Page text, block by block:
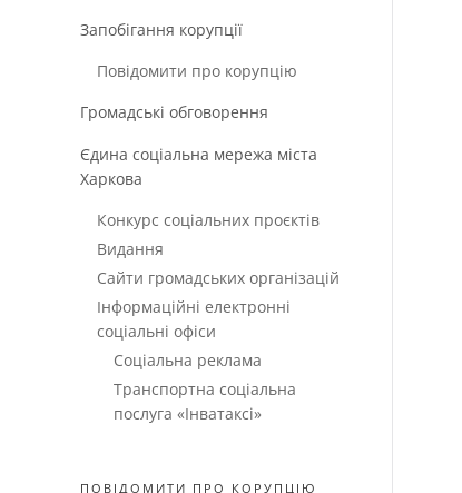
Запобігання корупції
Повідомити про корупцію
Громадські обговорення
Єдина соціальна мережа міста
Харкова
Конкурс соціальних проєктів
Видання
Сайти громадських організацій
Інформаційні електронні
соціальні офіси
Соціальна реклама
Транспортна соціальна
послуга «Інватаксі»
ПОВІДОМИТИ ПРО КОРУПЦІЮ